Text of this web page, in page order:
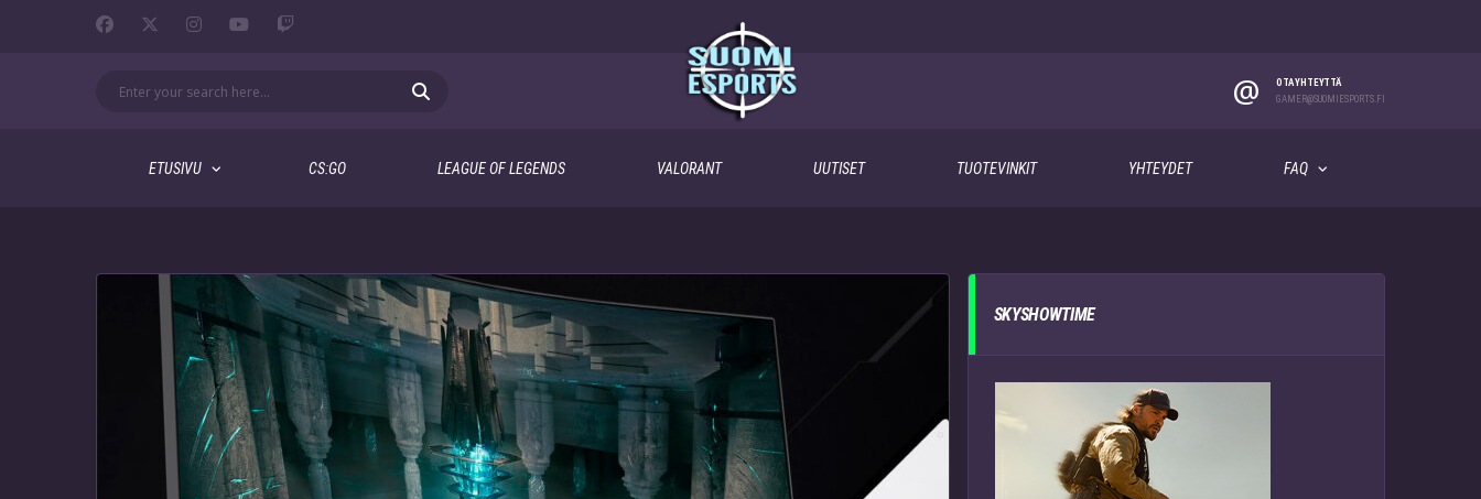
@
OTA YHTEYTTÄ
GAMER@SUOMIESPORTS.FI
ETUSIVU CS:GO LEAGUE OF LEGENDS VALORANT UUTISET TUOTEVINKIT YHTEYDET FAQ
SKYSHOWTIME